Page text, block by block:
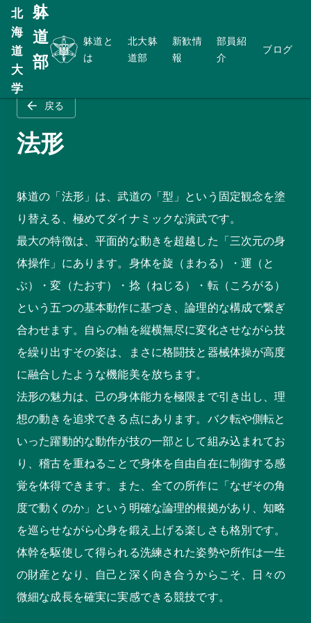
北
海
道
大
学
躰
道
部
躰道と
は
北大躰
道部
新歓情
報
部員紹
介
ブログ
ホーム
戻る
法形
躰道の「法形」は、武道の「型」という固定観念を塗
り替える、極めてダイナミックな演武です。
最大の特徴は、平面的な動きを超越した「三次元の身
体操作」にあります。身体を旋（まわる）・運（と
ぶ）・変（たおす）・捻（ねじる）・転（ころがる）
という五つの基本動作に基づき、論理的な構成で繋ぎ
合わせます。自らの軸を縦横無尽に変化させながら技
を繰り出すその姿は、まさに格闘技と器械体操が高度
に融合したような機能美を放ちます。
法形の魅力は、己の身体能力を極限まで引き出し、理
想の動きを追求できる点にあります。バク転や側転と
いった躍動的な動作が技の一部として組み込まれてお
り、稽古を重ねることで身体を自由自在に制御する感
覚を体得できます。また、全ての所作に「なぜその角
度で動くのか」という明確な論理的根拠があり、知略
を巡らせながら心身を鍛え上げる楽しさも格別です。
体幹を駆使して得られる洗練された姿勢や所作は一生
の財産となり、自己と深く向き合うからこそ、日々の
微細な成長を確実に実感できる競技です。